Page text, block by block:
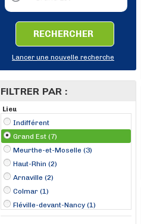
RECHERCHER
Lancer une nouvelle recherche
FILTRER PAR :
Lieu
Indifférent
Grand Est (7)
Meurthe-et-Moselle (3)
Haut-Rhin (2)
Arnaville (2)
Colmar (1)
Fléville-devant-Nancy (1)
Soultz-Haut-Rhin (1)